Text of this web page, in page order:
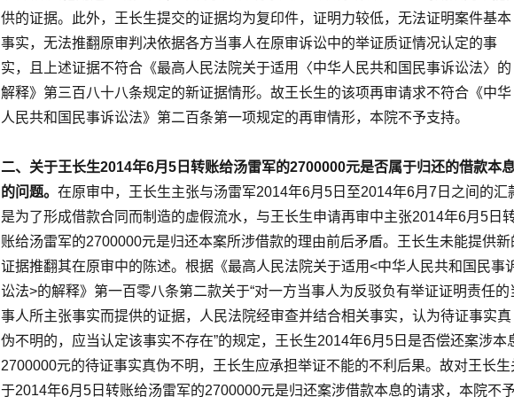
供的证据。此外，王长生提交的证据均为复印件，证明力较低，无法证明案件基本
事实，无法推翻原审判决依据各方当事人在原审诉讼中的举证质证情况认定的事
实，且上述证据不符合《最高人民法院关于适用〈中华人民共和国民事诉讼法〉的
解释》第三百八十八条规定的新证据情形。故王长生的该项再审请求不符合《中华
人民共和国民事诉讼法》第二百条第一项规定的再审情形，本院不予支持。
二、关于王长生2014年6月5日转账给汤雷军的2700000元是否属于归还的借款本
的问题。 在原审中，王长生主张与汤雷军2014年6月5日至2014年6月7日之间的汇
是为了形成借款合同而制造的虚假流水，与王长生申请再审中主张2014年6月5日
账给汤雷军的2700000元是归还本案所涉借款的理由前后矛盾。王长生未能提供新
证据推翻其在原审中的陈述。根据《最高人民法院关于适用<中华人民共和国民事
讼法>的解释》第一百零八条第二款关于“对一方当事人为反驳负有举证证明责任的
事人所主张事实而提供的证据，人民法院经审查并结合相关事实，认为待证事实真
伪不明的，应当认定该事实不存在”的规定，王长生2014年6月5日是否偿还案涉本
2700000元的待证事实真伪不明，王长生应承担举证不能的不利后果。故对王长生
于2014年6月5日转账给汤雷军的2700000元是归还案涉借款本息的请求，本院不予